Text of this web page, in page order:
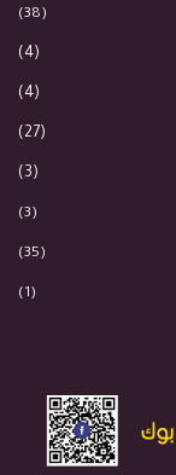
(38)
(4)
(4)
(27)
(3)
(3)
(35)
(1)